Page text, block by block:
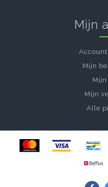
Mijn
Mijn
Mijn
Alle